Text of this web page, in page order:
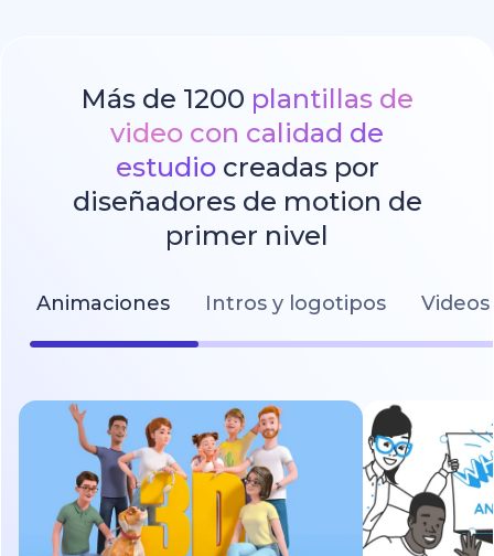
Más de 1200 plantillas de
video con calidad de
estudiocreadas por
diseñadores de motion de
primer nivel
Animaciones Intros y logotipos